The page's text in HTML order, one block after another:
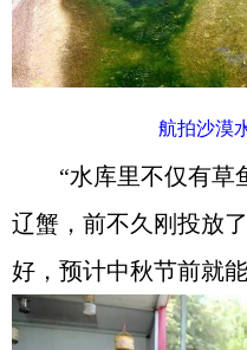
航拍沙漠
“水库里不仅有草
辽蟹，前不久刚投放
好，预计中秋节前就